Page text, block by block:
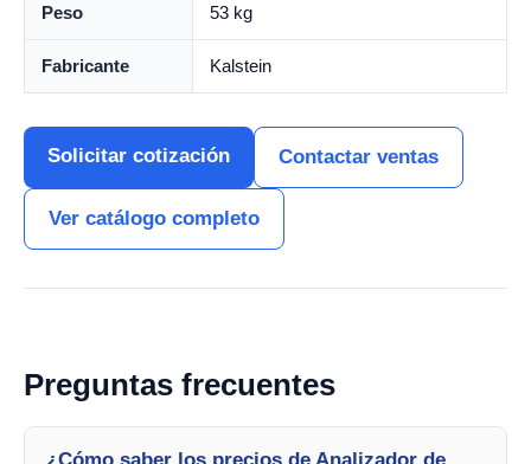
Peso 53 kg
Fabricante Kalstein
Solicitar cotización Contactar ventas
Ver catálogo completo
Preguntas frecuentes